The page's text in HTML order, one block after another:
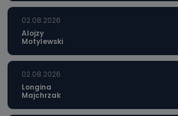
02.08.2026
Alojzy
Motylewski
02.08.2026
Longina
Majchrzak